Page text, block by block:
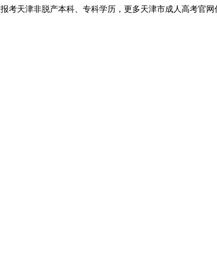
报考天津非脱产本科、专科学历，更多天津市成人高考官